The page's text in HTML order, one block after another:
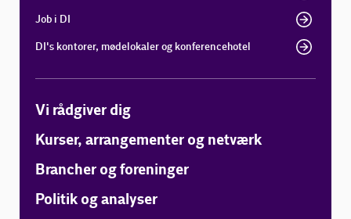
Job i DI
DI's kontorer, mødelokaler og konferencehotel
Vi rådgiver dig
Kurser, arrangementer og netværk
Brancher og foreninger
Politik og analyser